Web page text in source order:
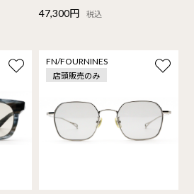
47,300円 税込
FN/FOURNINES
店頭販売のみ